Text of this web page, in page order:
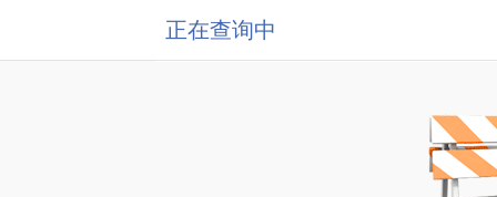
正在查询中